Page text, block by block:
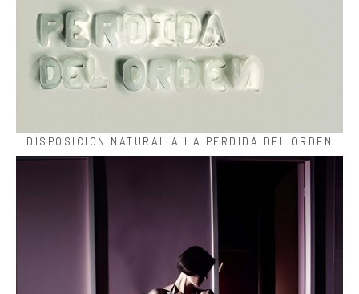
DISPOSICION NATURAL A LA PERDIDA DEL ORDEN